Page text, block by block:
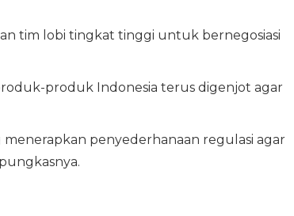
tim lobi tingkat tinggi untuk bernegosiasi
produk Indonesia terus digenjot agar
penyederhanaan regulasi agar